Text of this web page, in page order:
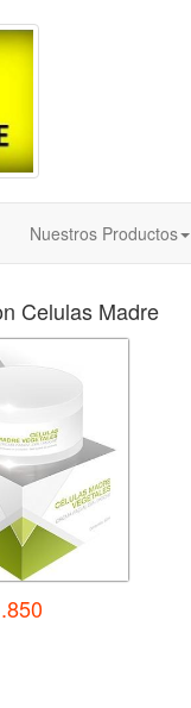
Nuestros Productos
Celulas Madre